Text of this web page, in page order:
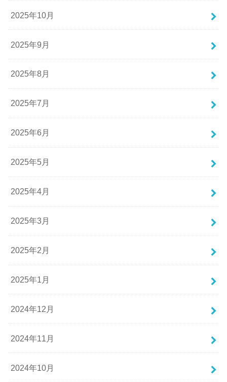
2025年10月
2025年9月
2025年8月
2025年7月
2025年6月
2025年5月
2025年4月
2025年3月
2025年2月
2025年1月
2024年12月
2024年11月
2024年10月